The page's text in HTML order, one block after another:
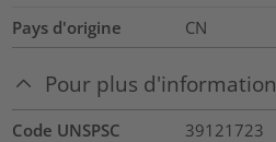
Pays d'origine CN
Pour plus d'information
Code UNSPSC
39121723